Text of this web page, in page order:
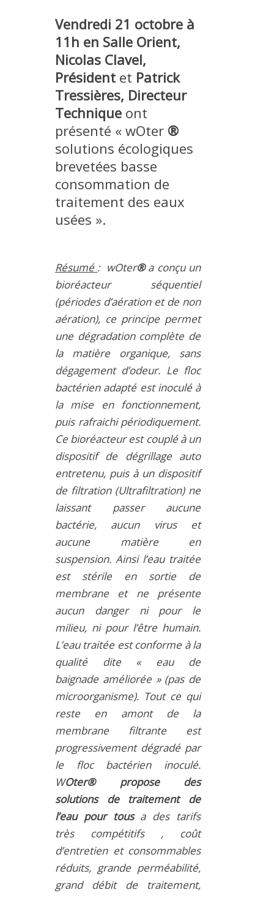
PRODUCTION
LOGICIELS
PUBLICATIONS SUR HAL
WORKING PAPERS
Vendredi 21 octobre à
11h en Salle Orient,
Nicolas Clavel,
Président et Patrick
Tressières, Directeur
Technique ont
présenté « wOter ®
solutions écologiques
brevetées basse
consommation de
traitement des eaux
usées ».
Résumé : wOter®a conçu un
bioréacteur séquentiel
(périodes d’aération et de non
aération), ce principe permet
une dégradation complète de
la matière organique, sans
dégagement d’odeur. Le floc
bactérien adapté est inoculé à
la mise en fonctionnement,
puis rafraichi périodiquement.
Ce bioréacteur est couplé à un
dispositif de dégrillage auto
entretenu, puis à un dispositif
de filtration (Ultrafiltration) ne
laissant passer aucune
bactérie, aucun virus et
aucune matière en
suspension. Ainsi l’eau traitée
est stérile en sortie de
membrane et ne présente
aucun danger ni pour le
milieu, ni pour l’être humain.
L’eau traitée est conforme à la
qualité dite « eau de
baignade améliorée » (pas de
microorganisme). Tout ce qui
reste en amont de la
membrane filtrante est
progressivement dégradé par
le floc bactérien inoculé.
WOter® propose des
solutions de traitement de
l’eau pour tousa des tarifs
très compétitifs , coût
d’entretien et consommables
réduits, grande perméabilité,
grand débit de traitement,